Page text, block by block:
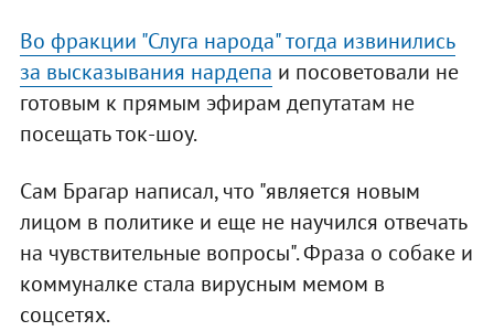
Во фракции "Слуга народа" тогда извинились
за высказывания нардепа и посоветовали не
готовым к прямым эфирам депутатам не
посещать ток-шоу.
Сам Брагар написал, что "является новым
лицом в политике и еще не научился отвечать
на чувствительные вопросы". Фраза о собаке и
коммуналке стала вирусным мемом в
соцсетях.